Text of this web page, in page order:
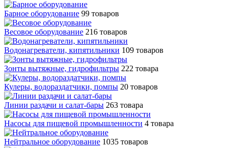
Барное оборудование 99 товаров
Весовое оборудование 216 товаров
Водонагреватели, кипятильники 109 товаров
Зонты вытяжные, гидрофильтры 222 товара
Кулеры, водораздатчики, помпы 20 товаров
Линии раздачи и салат-бары 263 товара
Насосы для пищевой промышленности 4 товара
Нейтральное оборудование 1035 товаров